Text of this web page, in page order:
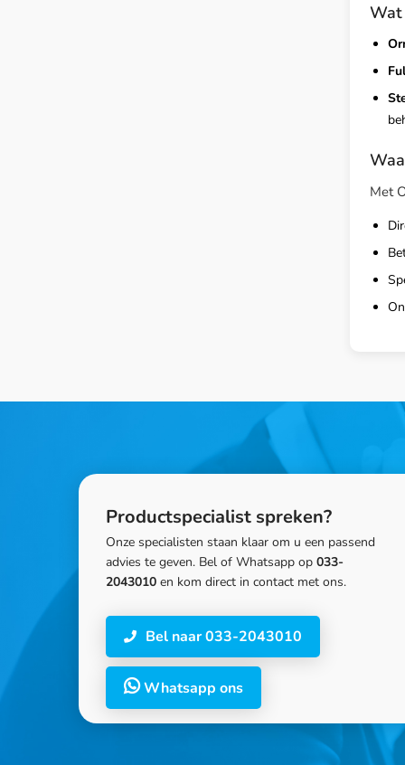
Wat
Met
Productspecialist spreken?
Onze specialisten staan klaar om u een passend
advies te geven. Bel of Whatsapp op 033-
2043010 en kom direct in contact met ons.
Bel naar 033-2043010
Whatsapp ons